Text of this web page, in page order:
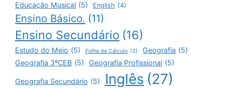
Educação Musical (5) English (4)
Ensino Básico. (11)
Ensino Secundário (16)
Estudo do Meio (5) Folha de Cálculo (3) Geografia (5)
Geografia 3ºCEB (5) Geografia Profissional (5)
Geografia Secundário (5) Inglês (27)